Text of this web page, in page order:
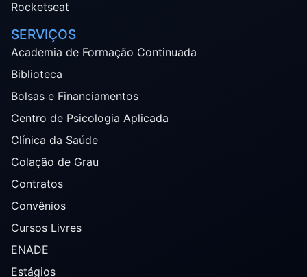
Rocketseat
SERVIÇOS
Academia de Formação Continuada
Biblioteca
Bolsas e Financiamentos
Centro de Psicologia Aplicada
Clínica da Saúde
Colação de Grau
Contratos
Convênios
Cursos Livres
ENADE
Estágios